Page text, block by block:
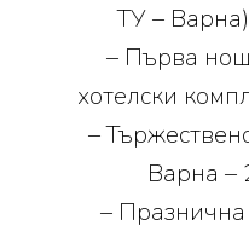
ТУ –
– Първа
хотелски
–
Варна –
– Празнична